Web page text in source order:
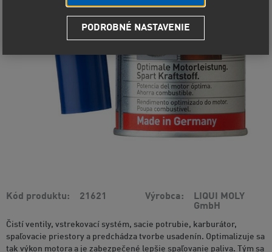
Kód produktu 21621 Výrobca
LIQUI MOLY
GmbH
Čistí ventily, vstrekovací systém, sacie potrubie, karburátor,
spaľovacie priestory a predchádza tvorbe usadenín. Optimalizuje sa
tak výkon motora a je zabezpečené lepšie spaľovanie paliva. Tým sa
PODROBNÉ NASTAVENIE